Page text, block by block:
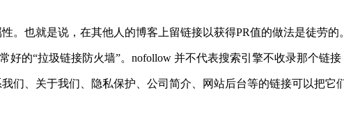
也就是说，在其他人的博客上留链接以获得PR值的做法是徒劳的
的“拉圾链接防火墙”。nofollow 并不代表搜索引擎不收录那个链
、关于我们、隐私保护、公司简介、网站后台等的链接可以把它